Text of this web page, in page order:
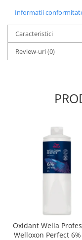
Informatii
Caracteristici
Review-uri(0)
Oxidant Wella
Welloxon Perfect 6% 20 vol,